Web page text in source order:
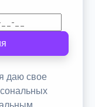
даю свое